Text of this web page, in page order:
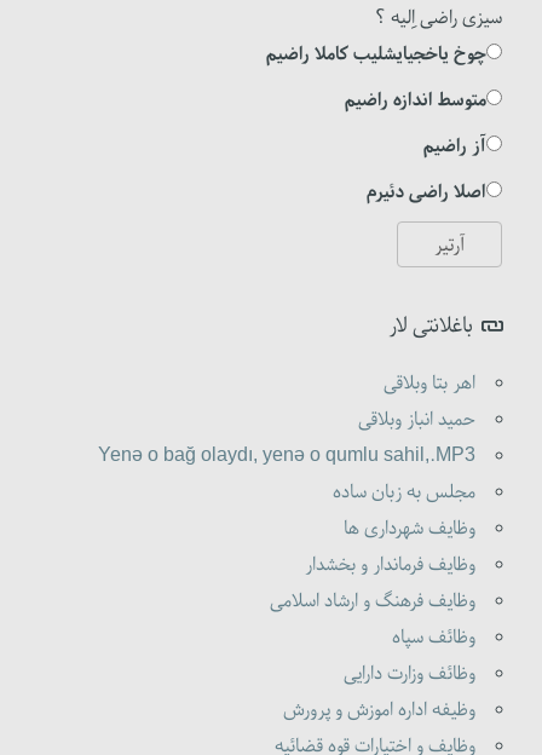
سیزی راضی اِلیه ؟
چوخ یاخجیایشلیب کاملا راضیم
متوسط اندازه راضیم
آز راضیم
اصلا راضی دئیرم
باغلانتی لار
اهر بتا وبلاقی
حمید انباز وبلاقی
Yenə o bağ olaydı, yenə o qumlu sahil,.MP3
مجلس به زبان ساده
وظایف شهرداری ها
وظایف فرماندار و بخشدار
وظایف فرهنگ و ارشاد اسلامی
وظائف سپاه
وظائف وزارت دارایی
وظیفه اداره اموزش و پرورش
وظایف و اختیارات قوه قضائیه